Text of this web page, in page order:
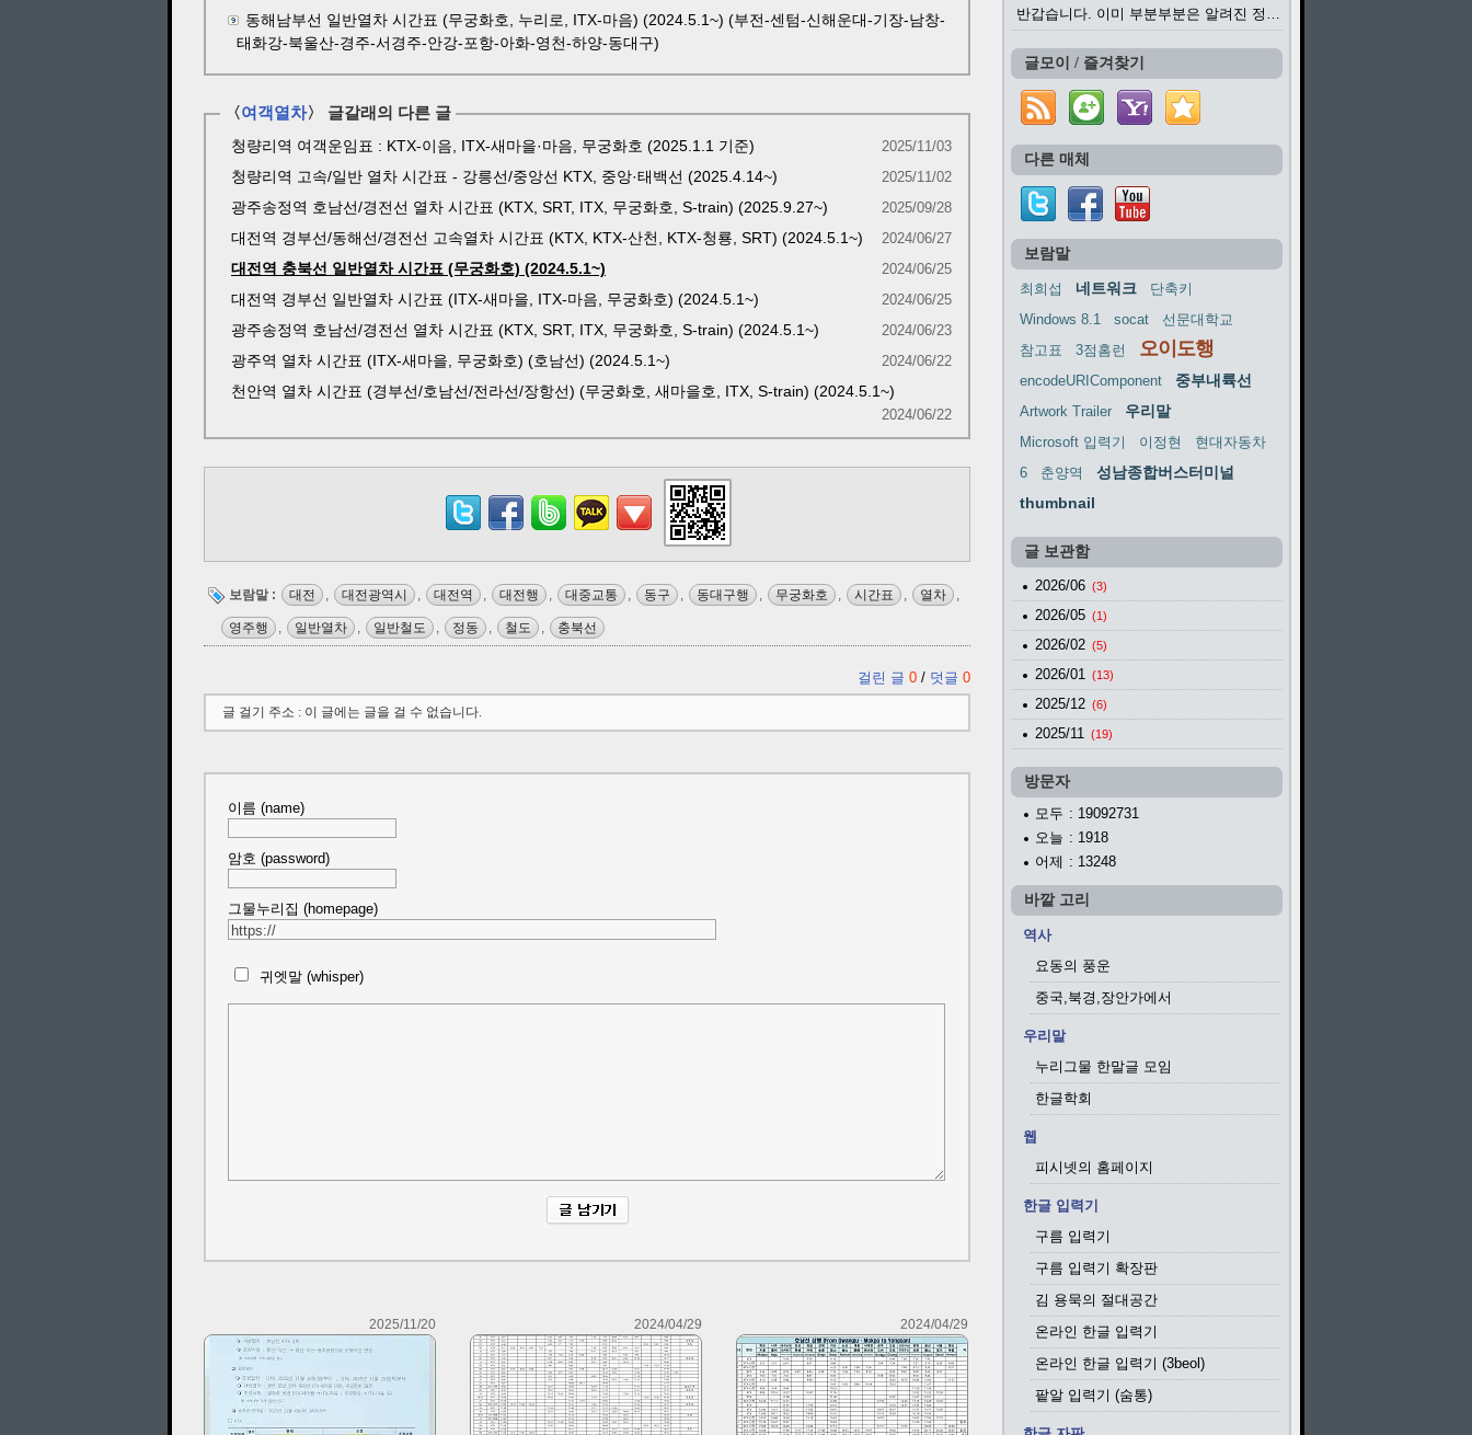
동해남부선 일반열차 시간표 (무궁화호, 누리로, ITX-마음) (2024.5.1~) (부전-센텀-신해운대-기장-남창-
태화강-북울산-경주-서경주-안강-포항-아화-영천-하양-동대구)
〈여객열차〉 글갈래의 다른 글
청량리역 여객운임표 : KTX-이음, ITX-새마을·마음, 무궁화호 (2025.1.1 기준) 2025/11/03
청량리역 고속/일반 열차 시간표 - 강릉선/중앙선 KTX, 중앙·태백선 (2025.4.14~) 2025/11/02
광주송정역 호남선/경전선 열차 시간표 (KTX, SRT, ITX, 무궁화호, S-train) (2025.9.27~) 2025/09/28
대전역 경부선/동해선/경전선 고속열차 시간표 (KTX, KTX-산천, KTX-청룡, SRT) (2024.5.1~) 2024/06/27
대전역 충북선 일반열차 시간표 (무궁화호) (2024.5.1~) 2024/06/25
대전역 경부선 일반열차 시간표 (ITX-새마을, ITX-마음, 무궁화호) (2024.5.1~) 2024/06/25
광주송정역 호남선/경전선 열차 시간표 (KTX, SRT, ITX, 무궁화호, S-train) (2024.5.1~) 2024/06/23
광주역 열차 시간표 (ITX-새마을, 무궁화호) (호남선) (2024.5.1~) 2024/06/22
천안역 열차 시간표 (경부선/호남선/전라선/장항선) (무궁화호, 새마을호, ITX, S-train) (2024.5.1~)
2024/06/22
보람말 : 대전 , 대전광역시 , 대전역 , 대전행 , 대중교통 , 동구 , 동대구행 , 무궁화호 , 시간표 , 열차 ,
영주행 , 일반열차 , 일반철도 , 정동 , 철도 , 충북선
걸린 글 0 / 덧글 0
글 걸기 주소 : 이 글에는 글을 걸 수 없습니다.
이름 (name)
암호 (password)
그물누리집 (homepage)
귀엣말 (whisper)
2025/11/20 2024/04/29 2024/04/29
반갑습니다. 이미 부분부분은 알려진 정보들이...
글모이 / 즐겨찾기
다른 매체
보람말
최희섭 네트워크
단축키
Windows 8.1
socat
선문대학교
참고표
3점홈런 오이도행
encodeURIComponent 중부내륙선
Artwork Trailer 우리말
Microsoft 입력기 이정현
현대자동차
6
춘양역
성남종합버스터미널
thumbnail
글 보관함
2026/06 (3)
2026/05 (1)
2026/02 (5)
2026/01 (13)
2025/12 (6)
2025/11 (19)
방문자
모두 : 19092731
오늘 : 1918
어제 : 13248
바깥 고리
역사
요동의 풍운
중국,북경,장안가에서
우리말
누리그물 한말글 모임
한글학회
웹
피시넷의 홈페이지
한글 입력기
구름 입력기
구름 입력기 확장판
김 용묵의 절대공간
온라인 한글 입력기
온라인 한글 입력기 (3beol)
팥알 입력기 (숨통)